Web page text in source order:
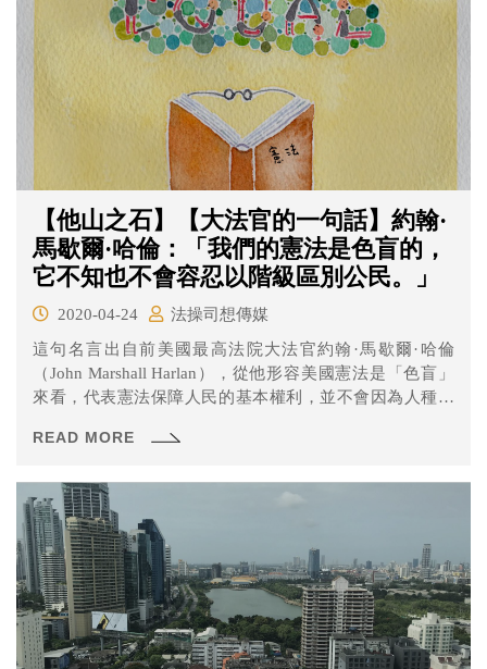
【他山之石】【大法官的一句話】約翰·
馬歇爾·哈倫：「我們的憲法是色盲的，
它不知也不會容忍以階級區別公民。」
2020-04-24
法操司想傳媒
這句名言出自前美國最高法院大法官約翰·馬歇爾·哈倫
（John Marshall Harlan），從他形容美國憲法是「色盲」
來看，代表憲法保障人民的基本權利，並不會因為人種、
處，就是從一起著名的種族隔離案件「普萊西訴弗格森案
READ MORE